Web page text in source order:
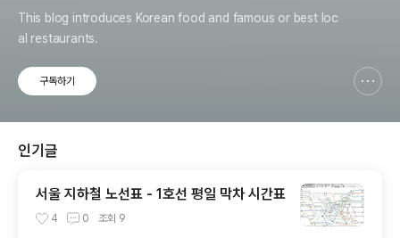
This blog introduces Korean food and famous or best loc
al restaurants.
구독하기
인기글
서울 지하철 노선표 - 1호선 평일 막차 시간표
4 0 조회 9